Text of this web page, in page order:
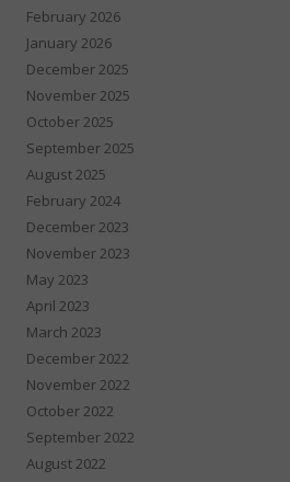
February 2026
January 2026
December 2025
November 2025
October 2025
September 2025
August 2025
February 2024
December 2023
November 2023
May 2023
April 2023
March 2023
December 2022
November 2022
October 2022
September 2022
August 2022